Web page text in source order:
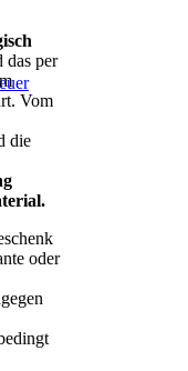
das per
Vom
die
oder